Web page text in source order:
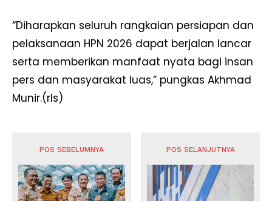
“Diharapkan seluruh rangkaian persiapan dan
pelaksanaan HPN 2026 dapat berjalan lancar
serta memberikan manfaat nyata bagi insan
pers dan masyarakat luas,” pungkas Akhmad
Munir.(rls)
POS SEBELUMNYA POS SELANJUTNYA